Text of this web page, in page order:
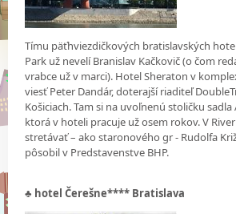
Tímu päťhviezdičkových bratislavských
Park už nevelí Branislav Kačkovič (o čom
vrabce už v marci). Hotel Sheraton v
viesť Peter Dandár, doterajší riaditeľ
Košiciach. Tam si na uvoľnenú stoličku sadla
ktorá v hoteli pracuje už osem rokov. V
stretávať – ako staronového gr - Rudolfa
pôsobil v Predstavenstve BHP.
♣ hotel Čerešne**** Bratislava